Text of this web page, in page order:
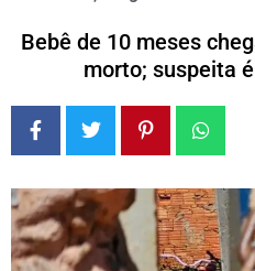
Bebê de 10 meses
morto; suspeita